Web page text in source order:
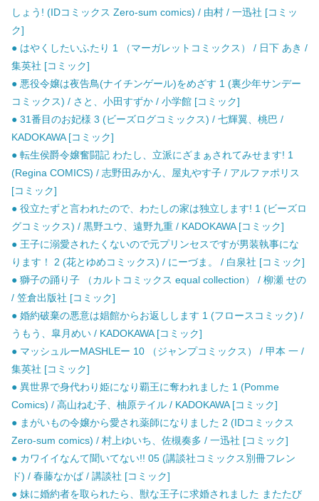
しょう! (IDコミックス Zero-sum comics) / 由村 / 一迅社 [コミッ
ク]
● はやくしたいふたり 1 （マーガレットコミックス） / 日下 あき /
集英社 [コミック]
● 悪役令嬢は夜告鳥(ナイチンゲール)をめざす 1 (裏少年サンデー
コミックス) / さと、小田すずか / 小学館 [コミック]
● 31番目のお妃様 3 (ビーズログコミックス) / 七輝翼、桃巴 /
KADOKAWA [コミック]
● 転生侯爵令嬢奮闘記 わたし、立派にざまぁされてみせます! 1
(Regina COMICS) / 志野田みかん、屋丸やす子 / アルファポリス
[コミック]
● 役立たずと言われたので、わたしの家は独立します! 1 (ビーズロ
グコミックス) / 黒野ユウ、遠野九重 / KADOKAWA [コミック]
● 王子に溺愛されたくないので元プリンセスですが男装執事にな
ります！ 2 (花とゆめコミックス) / にーづま。 / 白泉社 [コミック]
● 獅子の踊り子 （カルトコミックス equal collection） / 柳瀬 せの
/ 笠倉出版社 [コミック]
● 婚約破棄の悪意は娼館からお返しします 1 (フロースコミック) /
うもう、皐月めい / KADOKAWA [コミック]
● マッシュルーMASHLEー 10 （ジャンプコミックス） / 甲本 一 /
集英社 [コミック]
● 異世界で身代わり姫になり覇王に奪われました 1 (Pomme
Comics) / 高山ねむ子、柚原テイル / KADOKAWA [コミック]
● まがいもの令嬢から愛され薬師になりました 2 (IDコミックス
Zero-sum comics) / 村上ゆいち、佐槻奏多 / 一迅社 [コミック]
● カワイイなんて聞いてない!! 05 (講談社コミックス別冊フレン
ド) / 春藤なかば / 講談社 [コミック]
● 妹に婚約者を取られたら、獣な王子に求婚されました またたび